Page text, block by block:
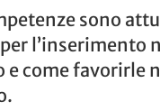
sono
l’inserimento
e come favorirle